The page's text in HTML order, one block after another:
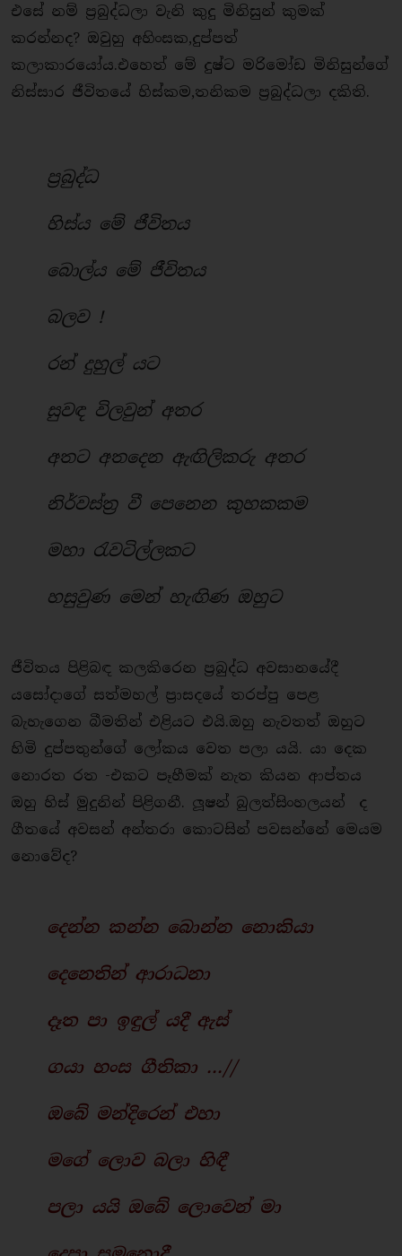
එසේ නම් ප්‍රබුද්ධලා වැනි කුදු මිනිසුන් කුමක්
කරන්නද? ඔවුහු අහිංසක,දුප්පත්
කලාකාරයෝය.එහෙත් මේ දුෂ්ට මරිමෝඩ මිනිසුන්ගේ
නිස්සාර ජීවිතයේ හිස්කම,තනිකම ප්‍රබුද්ධලා දකිති.
ප්‍රබුද්ධ
හිස්ය මේ ජීවිතය
බොල්ය මේ ජීවිතය
බලව !
රන් දුහුල් යට
සුවඳ විලවුන් අතර
අතට අතදෙන ඇඟිලිකරු අතර
නිර්වස්ත්‍ර වී පෙනෙන කුහකකම
මහා රැවටිල්ලකට
හසුවුණ මෙන් හැඟිණ ඔහුට
ජීවිතය පිළිබඳ කලකිරෙන ප්‍රබුද්ධ අවසානයේදී
යසෝදාගේ සත්මහල් ප්‍රාසදයේ තරප්පු පෙළ
බැහැගෙන බීමතින් එළියට එයි.ඔහු නැවතත් ඔහුට
හිමි දුප්පතුන්ගේ ලෝකය වෙත පලා යයි. යා දෙක
නොරත රත -එකට පෑහීමක් නැත කියන ආප්තය
ඔහු හිස් මුදුනින් පිළිගනී. ලූෂන් බුලත්සිංහලයන් ද
ගීතයේ අවසන් අන්තරා කොටසින් පවසන්නේ මෙයම
නොවේද?
දෙන්න කන්න බොන්න නොකියා
දෙනෙතින් ආරාධනා
දෑත පා ඉඳුල් යදී ඇස්
ගයා හංස ගීතිකා ...//
ඔබේ මන්දිරෙන් එහා
මගේ ලොව බලා හිඳී
පලා යයි ඔබේ ලොවෙන් මා